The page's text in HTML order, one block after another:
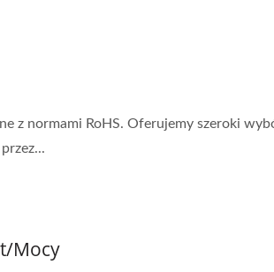
z normami RoHS. Oferujemy szeroki
Mocy